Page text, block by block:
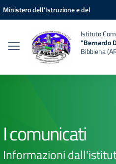
Vai ai contenuti
Vai al menu di navigazione
Vai al footer
Ministero dell'Istruzione e del
Istituto
"Bernardo
Bibbiena
I comunicati
Informazioni